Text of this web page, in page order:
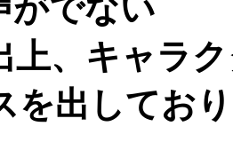
がでない
上、キャラ
を出してお